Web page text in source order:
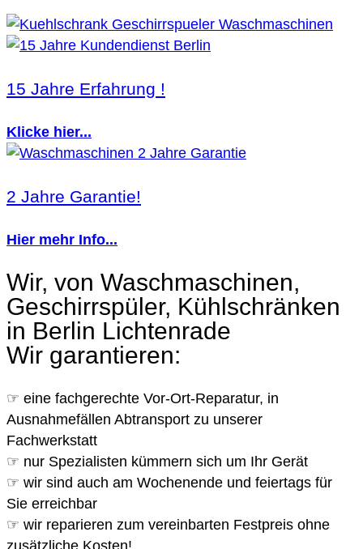
15 Jahre Erfahrung !
Klicke hier...
2 Jahre Garantie!
Hier mehr Info...
Wir, von Waschmaschinen,
Geschirrspüler, Kühlschränken
in Berlin Lichtenrade
Wir garantieren:
☞ eine fachgerechte Vor-Ort-Reparatur, in
Ausnahmefällen Abtransport zu unserer
Fachwerkstatt
☞ nur Spezialisten kümmern sich um Ihr Gerät
☞ wir sind auch am Wochenende und feiertags für
Sie erreichbar
☞ wir reparieren zum vereinbarten Festpreis ohne
zusätzliche Kosten!